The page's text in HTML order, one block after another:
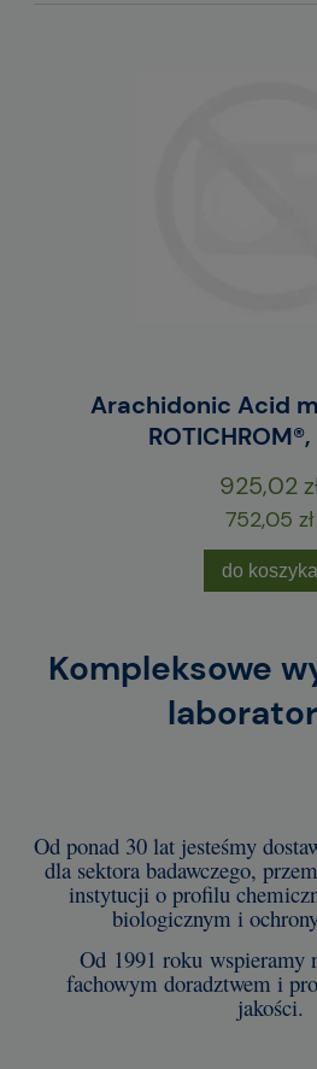
Arachidonic Acid
925,02
752,05 zł
do koszyka
Kompleksowe
Od ponad 30 lat jesteśmy
dla sektora badawczego,
instytucji o profilu
biologicznym i
Od 1991 roku wspieramy
fachowym doradztwem i
jakości.